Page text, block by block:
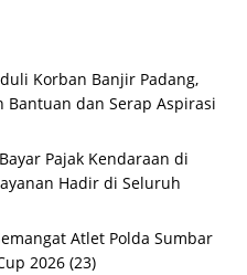
Korban Banjir Padang,
Bantuan dan Serap Aspirasi
Pajak Kendaraan di
Hadir di Seluruh
Atlet Polda Sumbar
2026 (23)